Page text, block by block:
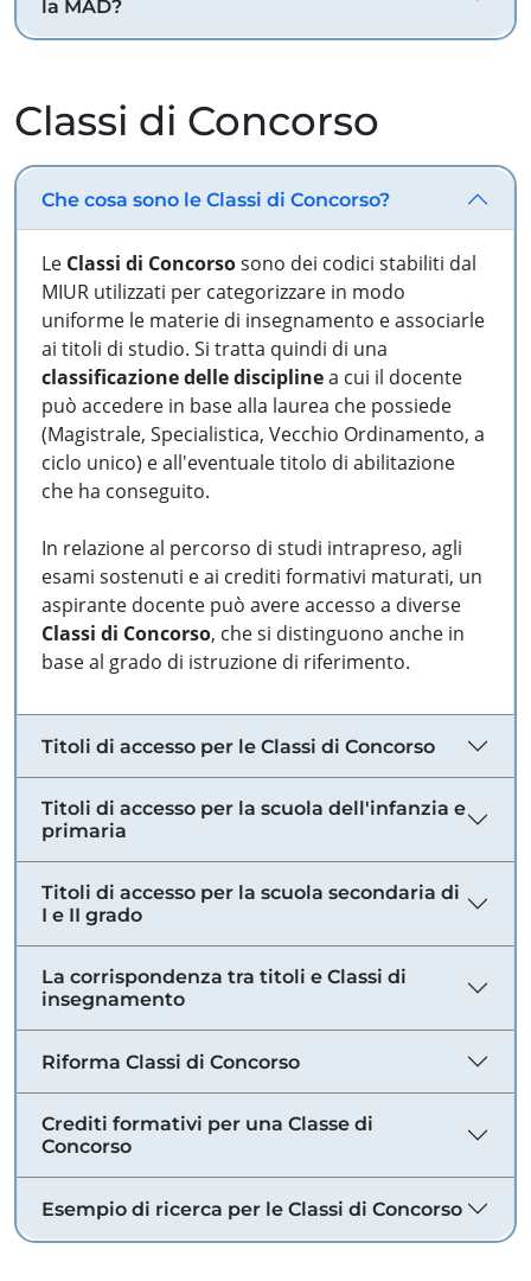
la MAD?
Classi di Concorso
Che cosa sono le Classi di Concorso?
Le Classi di Concorsosono dei codici stabiliti dal
MIUR utilizzati per categorizzare in modo
uniforme le materie di insegnamento e associarle
ai titoli di studio. Si tratta quindi di una
classificazione delle disciplinea cui il docente
può accedere in base alla laurea che possiede
(Magistrale, Specialistica, Vecchio Ordinamento, a
ciclo unico) e all'eventuale titolo di abilitazione
che ha conseguito.
In relazione al percorso di studi intrapreso, agli
esami sostenuti e ai crediti formativi maturati, un
aspirante docente può avere accesso a diverse
Classi di Concorso, che si distinguono anche in
base al grado di istruzione di riferimento.
Titoli di accesso per le Classi di Concorso
Titoli di accesso per la scuola dell'infanzia e
primaria
Titoli di accesso per la scuola secondaria di
I e II grado
La corrispondenza tra titoli e Classi di
insegnamento
Riforma Classi di Concorso
Crediti formativi per una Classe di
Concorso
Esempio di ricerca per le Classi di Concorso